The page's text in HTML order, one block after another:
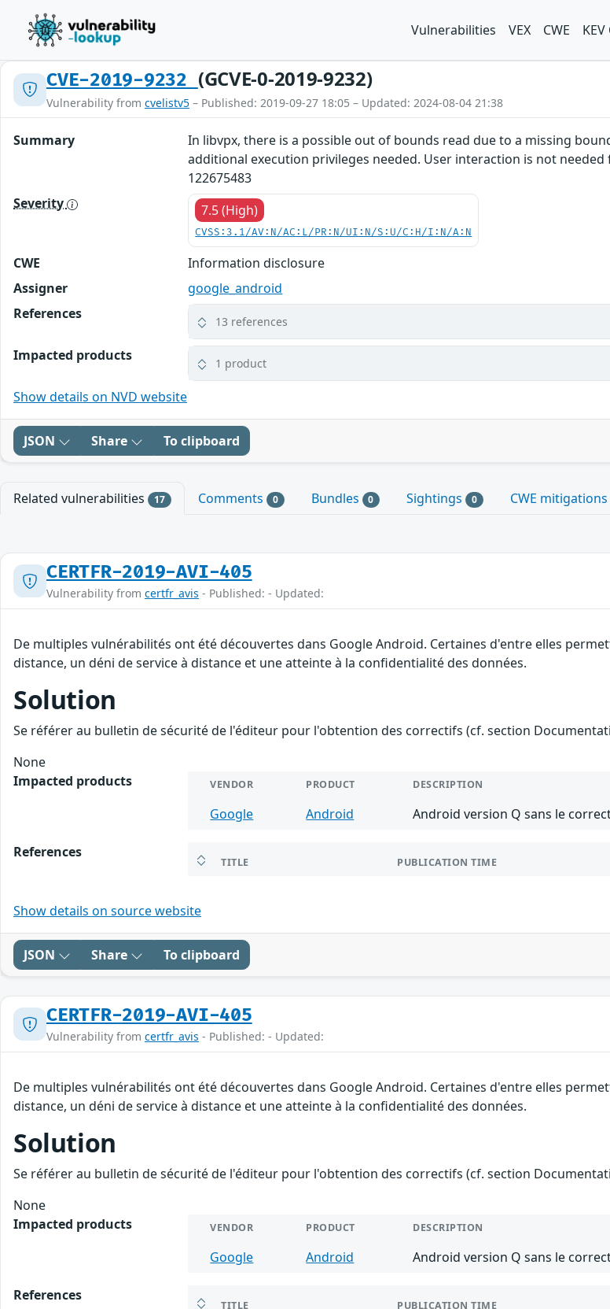
Vulnerabilities VEX CWE
CVE-2019-9232 (GCVE-0-2019-9232)
Vulnerability from cvelistv5 – Published: 2019-09-27 18:05 – Updated: 2024-08-04 21:38
Summary
In libvpx, there is a possible out of bounds read due to a missing
additional execution privileges needed. User interaction is not
122675483
Severity
7.5 (High)
CVSS:3.1/AV:N/AC:L/PR:N/UI:N/S:U/C:H/I:N/A:N
CWE
Information disclosure
Assigner
google_android
References
13 references
Impacted products 1 product
Show details on NVD website
JSON Share To clipboard
Related vulnerabilities 17 Comments 0 Bundles 0 Sightings 0 CWE mitigations
CERTFR-2019-AVI-405
Vulnerability from certfr_avis - Published: - Updated:
De multiples vulnérabilités ont été découvertes dans Google Android. Certaines d'entre elles
distance, un déni de service à distance et une atteinte à la confidentialité des données.
Solution
Se référer au bulletin de sécurité de l'éditeur pour l'obtention des correctifs (cf. section
None
Impacted products
VENDOR PRODUCT DESCRIPTION
Google Android Android version Q sans le
References
TITLE PUBLICATION TIME
Show details on source website
JSON Share To clipboard
CERTFR-2019-AVI-405
Vulnerability from certfr_avis - Published: - Updated:
De multiples vulnérabilités ont été découvertes dans Google Android. Certaines d'entre elles
distance, un déni de service à distance et une atteinte à la confidentialité des données.
Solution
Se référer au bulletin de sécurité de l'éditeur pour l'obtention des correctifs (cf. section
None
Impacted products
VENDOR PRODUCT DESCRIPTION
Google Android Android version Q sans le
References
TITLE PUBLICATION TIME